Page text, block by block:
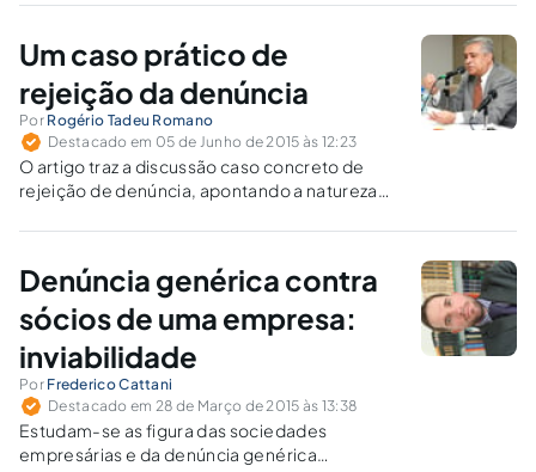
Um caso prático de
rejeição da denúncia
Por Rogério Tadeu Romano
Destacado em 05 de Junho de 2015 às 12:23
O artigo traz a discussão caso concreto de
rejeição de denúncia, apontando a natureza
acusatória.
Denúncia genérica contra
sócios de uma empresa:
inviabilidade
Por Frederico Cattani
Destacado em 28 de Março de 2015 às 13:38
Estudam-se as figura das sociedades
empresárias e da denúncia genérica